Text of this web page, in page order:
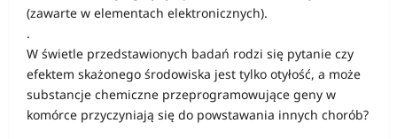
(zawarte w elementach elektronicznych).
.
W świetle przedstawionych badań rodzi się pytanie czy
efektem skażonego środowiska jest tylko otyłość, a może
substancje chemiczne przeprogramowujące geny w
komórce przyczyniają się do powstawania innych chorób?